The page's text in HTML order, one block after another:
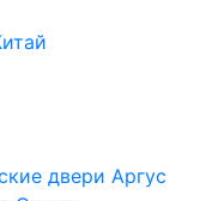
двери Аргус